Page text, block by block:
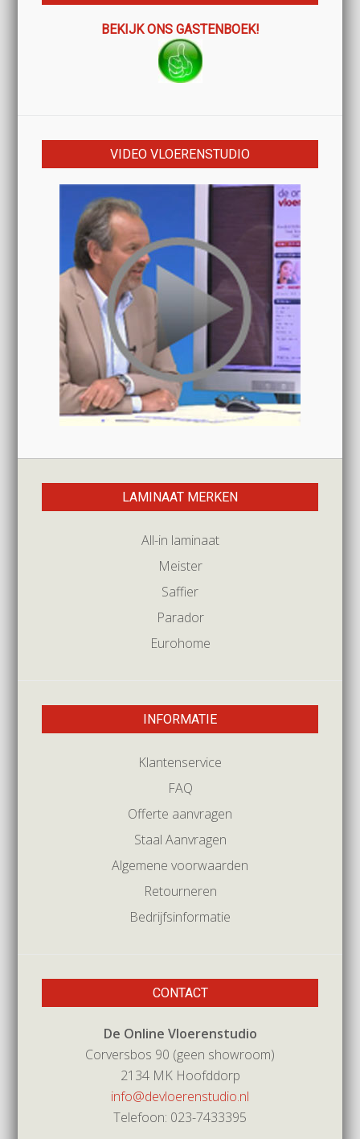
BEKIJK ONS GASTENBOEK!
VIDEO VLOERENSTUDIO
LAMINAAT MERKEN
All-in laminaat
Meister
Saffier
Parador
Eurohome
INFORMATIE
Klantenservice
FAQ
Offerte aanvragen
Staal Aanvragen
Algemene voorwaarden
Retourneren
Bedrijfsinformatie
CONTACT
De Online Vloerenstudio
Corversbos 90 (geen showroom)
2134 MK Hoofddorp
info@devloerenstudio.nl
Telefoon: 023-7433395